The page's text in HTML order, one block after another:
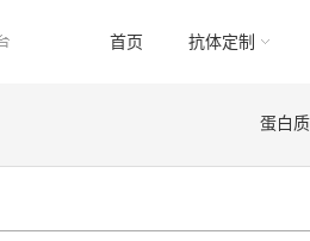
首页 抗体定制
蛋白